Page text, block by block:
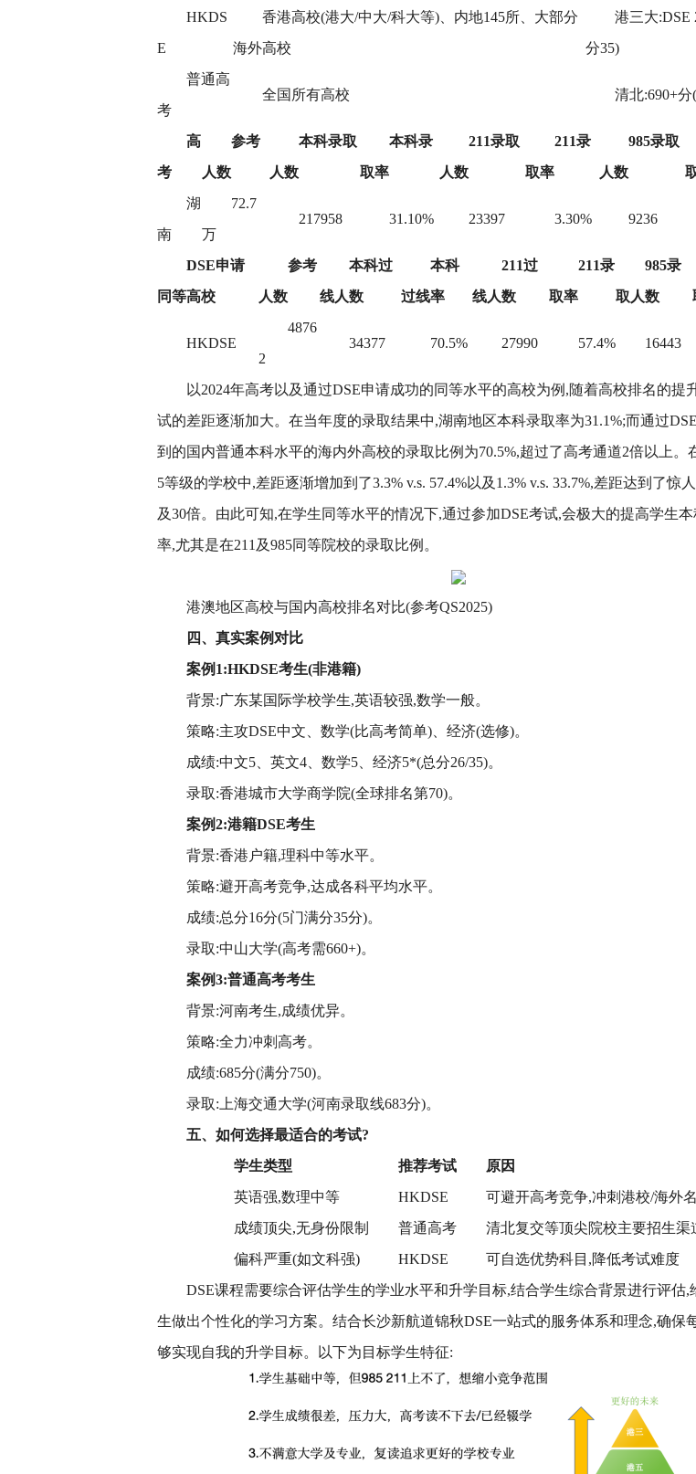
HKDS
E
香港高校(港大/中大/科大等)、内地145所、大部分
海外高校
港三大:DSE
分35)
普通高
考
全国所有高校 清北:690+分
高
考
参考
人数
本科录取
人数
本科录
取率
211录取
人数
211录
取率
985录取
人数
湖
南
72.7
万
217958 31.10% 23397 3.30% 9236
DSE申请
同等高校
参考
人数
本科过
线人数
本科
过线率
211过
线人数
211录
取率
985录
取人数
HKDSE
4876
2
34377 70.5% 27990 57.4% 16443
以2024年高考以及通过DSE申请成功的同等水平的高校为例,随着高校排名的提
试的差距逐渐加大。在当年度的录取结果中,湖南地区本科录取率为31.1%;而通过
到的国内普通本科水平的海内外高校的录取比例为70.5%,超过了高考通道2倍以上。
5等级的学校中,差距逐渐增加到了3.3% v.s. 57.4%以及1.3% v.s. 33.7%,差距达到了惊
及30倍。由此可知,在学生同等水平的情况下,通过参加DSE考试,会极大的提高学生本
率,尤其是在211及985同等院校的录取比例。
港澳地区高校与国内高校排名对比(参考QS2025)
四、真实案例对比
案例1:HKDSE考生(非港籍)
背景:广东某国际学校学生,英语较强,数学一般。
策略:主攻DSE中文、数学(比高考简单)、经济(选修)。
成绩:中文5、英文4、数学5、经济5*(总分26/35)。
录取:香港城市大学商学院(全球排名第70)。
案例2:港籍DSE考生
背景:香港户籍,理科中等水平。
策略:避开高考竞争,达成各科平均水平。
成绩:总分16分(5门满分35分)。
录取:中山大学(高考需660+)。
案例3:普通高考考生
背景:河南考生,成绩优异。
策略:全力冲刺高考。
成绩:685分(满分750)。
录取:上海交通大学(河南录取线683分)。
五、如何选择最适合的考试?
学生类型
推荐考试
原因
英语强,数理中等
HKDSE
可避开高考竞争,冲刺港校/海外
成绩顶尖,无身份限制
普通高考
清北复交等顶尖院校主要招生渠
偏科严重(如文科强)
HKDSE
可自选优势科目,降低考试难度
DSE课程需要综合评估学生的学业水平和升学目标,结合学生综合背景进行评估,
生做出个性化的学习方案。结合长沙新航道锦秋DSE一站式的服务体系和理念,确保
够实现自我的升学目标。以下为目标学生特征: